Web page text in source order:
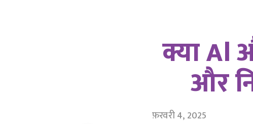
क्या Al
और
फ़रवरी 4, 2025